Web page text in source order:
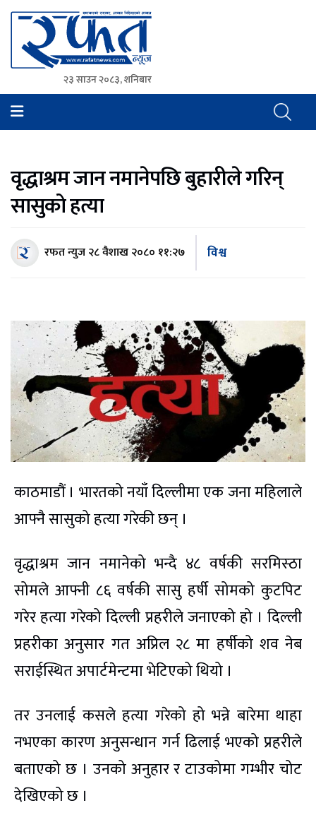
Rafat News
समाचारको रफ्तार, आवाज बिहिनहरुको आवाज
२३ साउन २०८३, शनिबार
वृद्धाश्रम जान नमानेपछि बुहारीले गरिन्
सासुको हत्या
रफत न्युज२८ वैशाख २०८० ११:२७ विश्व
काठमाडौं । भारतको नयाँ दिल्लीमा एक जना महिलाले
आफ्नै सासुको हत्या गरेकी छन् ।
वृद्धाश्रम जान नमानेको भन्दै ४८ वर्षकी सरमिस्ठा
सोमले आफ्नी ८६ वर्षकी सासु हर्षी सोमको कुटपिट
गरेर हत्या गरेको दिल्ली प्रहरीले जनाएको हो । दिल्ली
प्रहरीका अनुसार गत अप्रिल २८ मा हर्षीको शव नेब
सराईस्थित अपार्टमेन्टमा भेटिएको थियो ।
तर उनलाई कसले हत्या गरेको हो भन्ने बारेमा थाहा
नभएका कारण अनुसन्धान गर्न ढिलाई भएको प्रहरीले
बताएको छ । उनको अनुहार र टाउकोमा गम्भीर चोट
देखिएको छ ।